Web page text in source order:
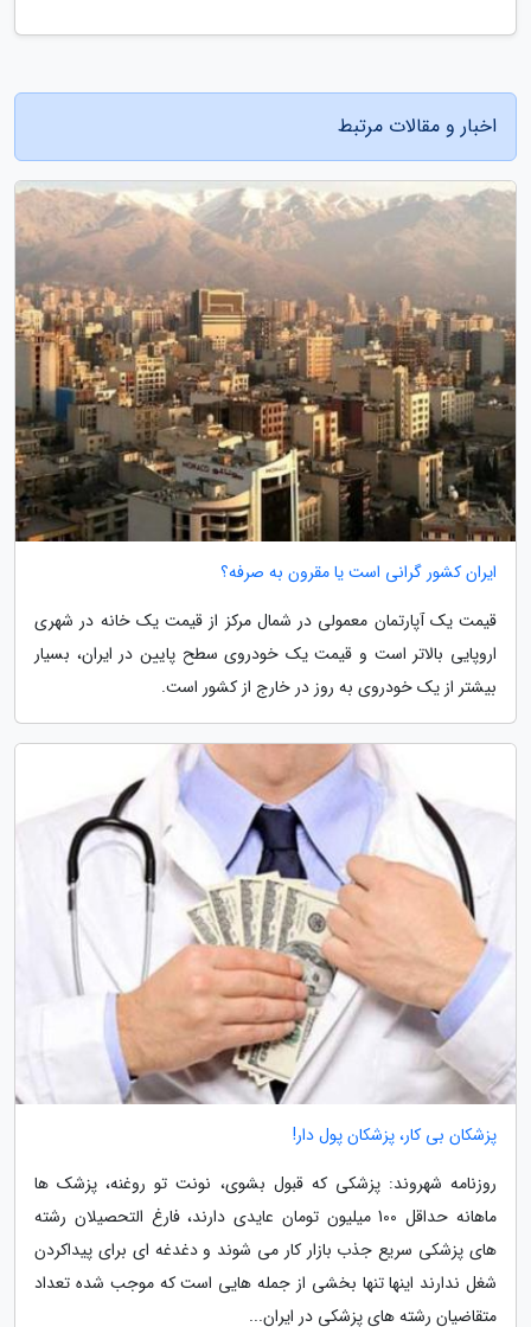
اخبار و مقالات مرتبط
ایران کشور گرانی است یا مقرون به صرفه؟
قیمت یک آپارتمان معمولی در شمال مرکز از قیمت یک خانه در شهری
اروپایی بالاتر است و قیمت یک خودروی سطح پایین در ایران، بسیار
بیشتر از یک خودروی به روز در خارج از کشور است.
پزشکان بی کار، پزشکان پول دار!
روزنامه شهروند: پزشکی که قبول بشوی، نونت تو روغنه، پزشک ها
ماهانه حداقل 100 میلیون تومان عایدی دارند، فارغ التحصیلان رشته
های پزشکی سریع جذب بازار کار می شوند و دغدغه ای برای پیداکردن
شغل ندارند اینها تنها بخشی از جمله هایی است که موجب شده تعداد
متقاضیان رشته های پزشکی در ایران...